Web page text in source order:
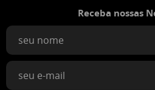
Receba nossas